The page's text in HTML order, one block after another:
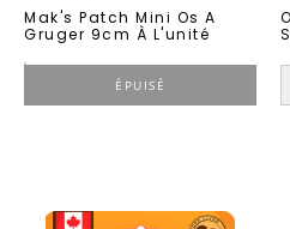
Mak's Patch Mini Os A
Gruger 9cm À L'unité
ÉPUISÉ